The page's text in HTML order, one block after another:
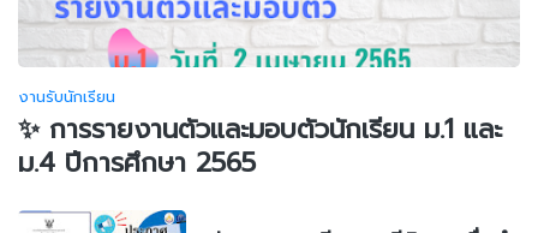
งานรับนักเรียน
✨ การรายงานตัวและมอบตัวนักเรียน ม.1 และ
ม.4 ปีการศึกษา 2565